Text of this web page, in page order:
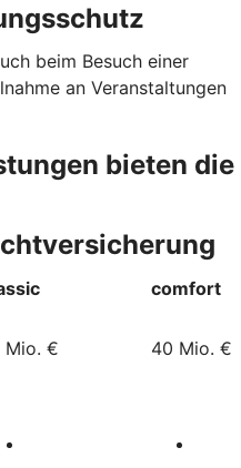
beim Besuch einer
an Veranstaltungen
bieten die
comfort
Mio. € 40 Mio. €